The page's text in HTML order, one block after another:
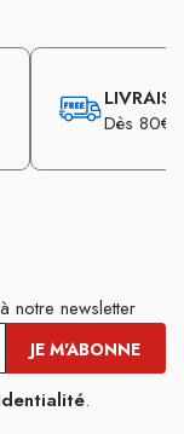
Dès 80€
notre newsletter
.